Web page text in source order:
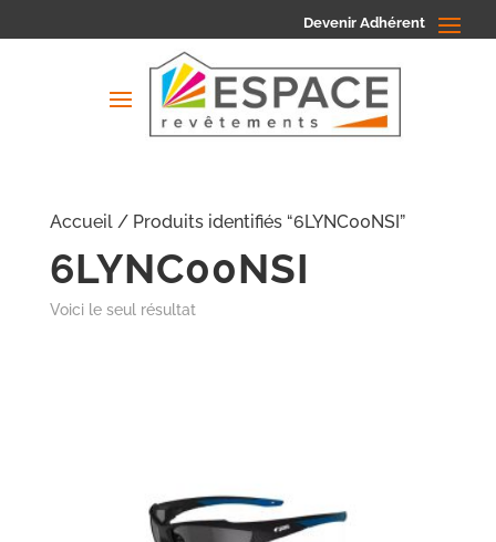
Devenir Adhérent
Accueil/ Produits identifiés “6LYNC00NSI”
6LYNC00NSI
Voici le seul résultat